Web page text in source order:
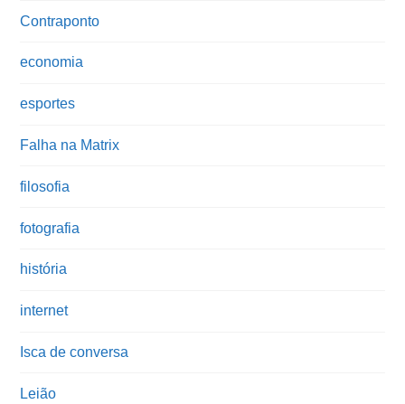
Contraponto
economia
esportes
Falha na Matrix
filosofia
fotografia
história
internet
Isca de conversa
Leião